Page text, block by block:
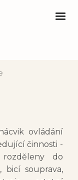
ovládání
činnosti -
do
bicí souprava,